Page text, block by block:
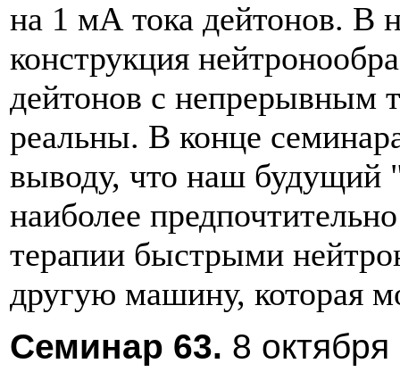
на 1 мА тока дейтонов. В
конструкция
дейтонов с непрерывным
реальны. В конце
выводу, что наш
наиболее
терапии быстрыми
другую машину, которая
Семинар 63. 8 октября